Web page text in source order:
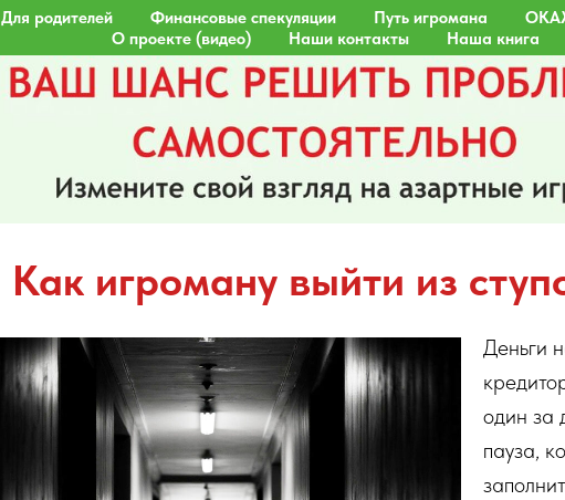
Для родителей Финансовые спекуляции Путь игромана
О проекте (видео)
Наши контакты Наша книга
Как игроману выйти из
Деньги
один за
пауза,